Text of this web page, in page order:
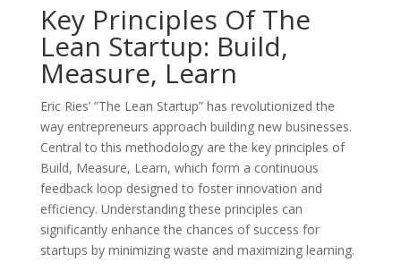
Key Principles Of The
Lean Startup: Build,
Measure, Learn
Eric Ries’ ”The Lean Startup” has revolutionized the
way entrepreneurs approach building new businesses.
Central to this methodology are the key principles of
Build, Measure, Learn, which form a continuous
feedback loop designed to foster innovation and
efficiency. Understanding these principles can
significantly enhance the chances of success for
startups by minimizing waste and maximizing learning.